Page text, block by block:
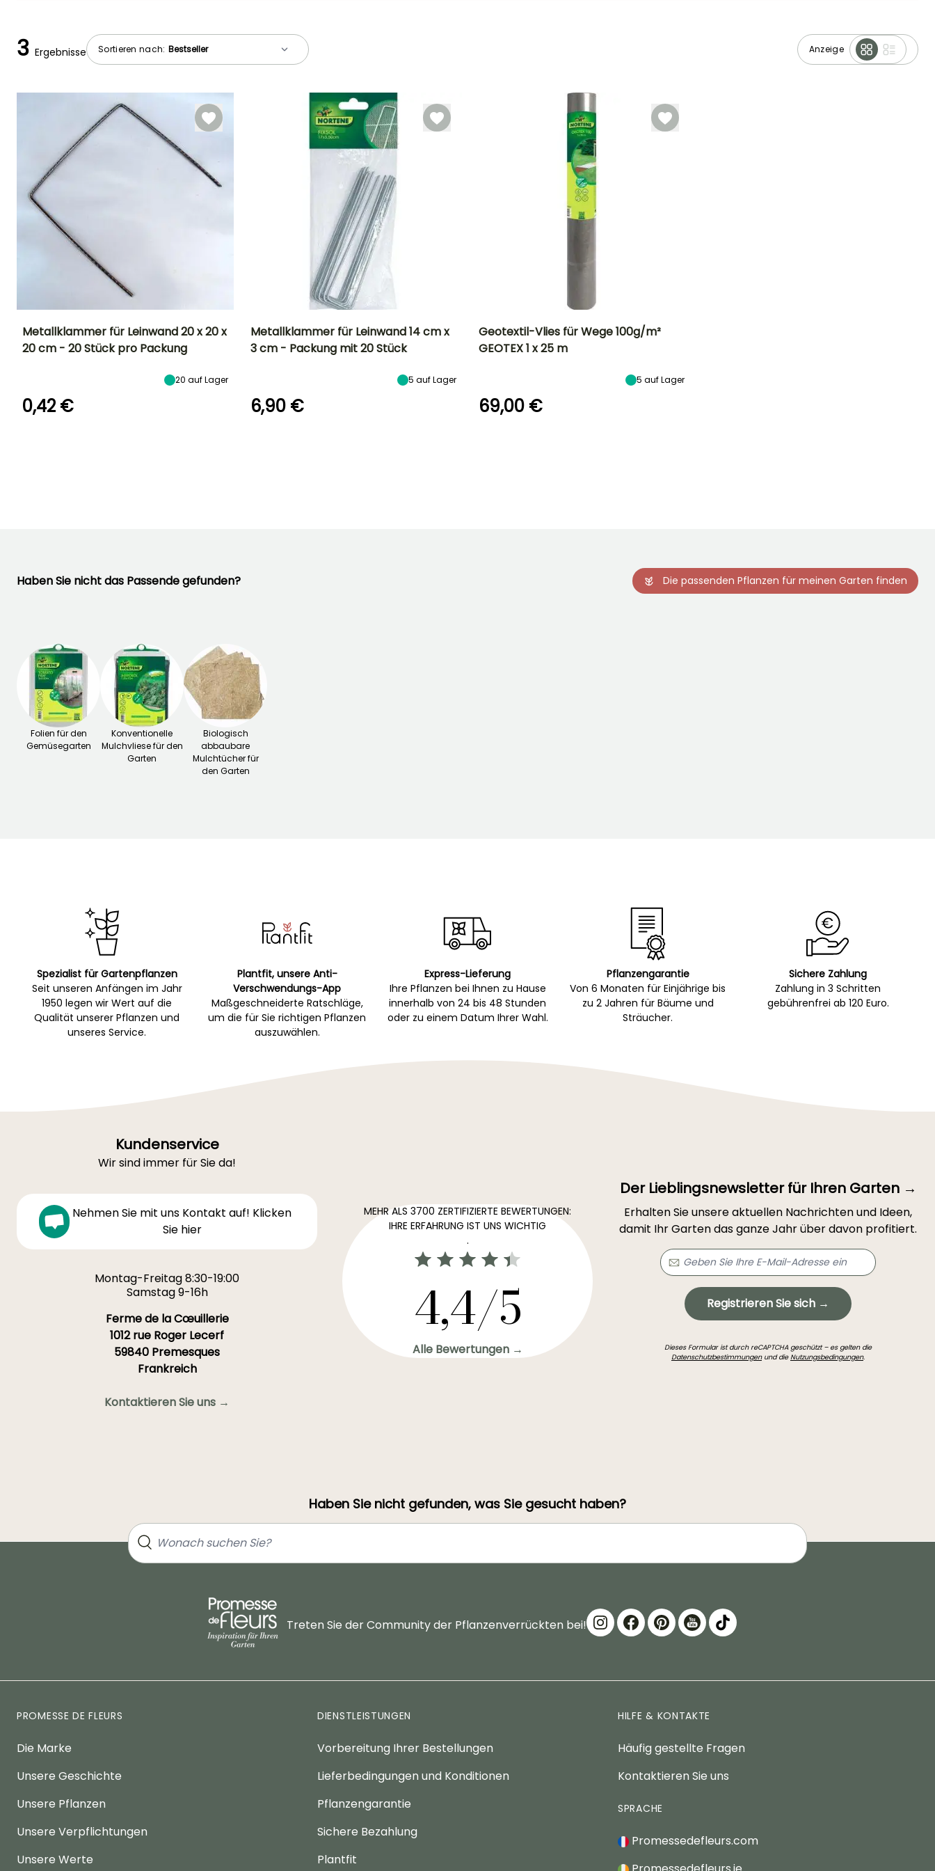
Sortieren nach: Anzeige
3 Ergebnisse
Metallklammer für Leinwand 20 x 20 x
20 cm - 20 Stück pro Packung
20 auf Lager
0,42 €
Metallklammer für Leinwand 14 cm x
3 cm - Packung mit 20 Stück
5 auf Lager
6,90 €
Geotextil-Vlies für Wege 100g/m²
GEOTEX 1 x 25 m
5 auf Lager
69,00 €
Haben Sie nicht das Passende gefunden? Die passenden Pflanzen für meinen Garten finden
Folien für den
Gemüsegarten
Konventionelle
Mulchvliese für den
Garten
Biologisch
abbaubare
Mulchtücher für
den Garten
Spezialist für Gartenpflanzen
Seit unseren Anfängen im Jahr
1950 legen wir Wert auf die
Qualität unserer Pflanzen und
unseres Service.
Plantfit, unsere Anti-
Verschwendungs-App
Maßgeschneiderte Ratschläge,
um die für Sie richtigen Pflanzen
auszuwählen.
Express-Lieferung
Ihre Pflanzen bei Ihnen zu Hause
innerhalb von 24 bis 48 Stunden
oder zu einem Datum Ihrer Wahl.
Pflanzengarantie
Von 6 Monaten für Einjährige bis
zu 2 Jahren für Bäume und
Sträucher.
Sichere Zahlung
Zahlung in 3 Schritten
gebührenfrei ab 120 Euro.
Kundenservice
Wir sind immer für Sie da!
Nehmen Sie mit uns Kontakt auf! Klicken
Sie hier
Montag-Freitag 8:30-19:00
Samstag 9-16h
Ferme de la Cœuillerie
1012 rue Roger Lecerf
59840 Premesques
Frankreich
Kontaktieren Sie uns →
MEHR ALS 3700 ZERTIFIZIERTE BEWERTUNGEN:
IHRE ERFAHRUNG IST UNS WICHTIG
.
4,4/5
Alle Bewertungen →
Der Lieblingsnewsletter für Ihren Garten →
Erhalten Sie unsere aktuellen Nachrichten und Ideen,
damit Ihr Garten das ganze Jahr über davon profitiert.
Registrieren Sie sich →
Dieses Formular ist durch reCAPTCHA geschützt – es gelten die
Datenschutzbestimmungenund dieNutzungsbedingungen.
Haben Sie nicht gefunden, was Sie gesucht haben?
Treten Sie der Community der Pflanzenverrückten bei!
PROMESSE DE FLEURS
Die Marke
Unsere Geschichte
Unsere Pflanzen
Unsere Verpflichtungen
Unsere Werte
DIENSTLEISTUNGEN
Vorbereitung Ihrer Bestellungen
Lieferbedingungen und Konditionen
Pflanzengarantie
Sichere Bezahlung
Plantfit
HILFE & KONTAKTE
Häufig gestellte Fragen
Kontaktieren Sie uns
SPRACHE
Promessedefleurs.com